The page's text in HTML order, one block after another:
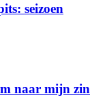
seizoen
naar mijn zin